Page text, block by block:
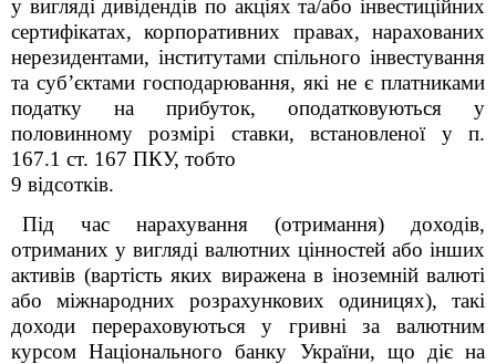
у вигляді дивідендів по акціях та/або інвестиційних
сертифікатах, корпоративних правах, нарахованих
нерезидентами, інститутами спільного інвестування
та суб’єктами господарювання, які не є платниками
податку на прибуток, оподатковуються у
половинному розмірі ставки, встановленої у п.
167.1 ст. 167 ПКУ, тобто
9 відсотків.
Під час нарахування (отримання) доходів,
отриманих у вигляді валютних цінностей або інших
активів (вартість яких виражена в іноземній валюті
або міжнародних розрахункових одиницях), такі
доходи перераховуються у гривні за валютним
курсом Національного банку України, що діє на